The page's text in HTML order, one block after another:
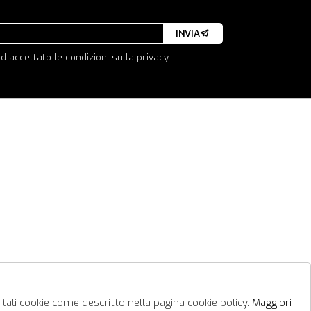
accettato le condizioni sulla privacy.
INVIA
cookie come descritto nella pagina cookie policy. Maggiori